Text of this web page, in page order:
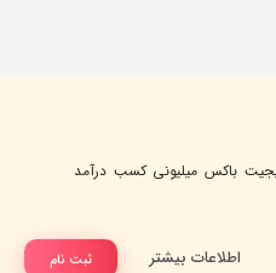
باکس میلیونی کسب درآمد
ثبت نام اطلاعات بیشتر